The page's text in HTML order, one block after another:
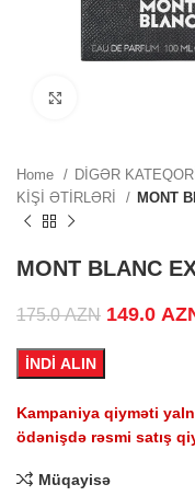
Home DİGƏR
KİŞİ ƏTİRLƏRİ
MONT
MONT BLANC
175.0AZN Original
149.0
İNDİ ALIN
Kampaniya qiyməti
ödənişdə rəsmi satış
Müqayisə